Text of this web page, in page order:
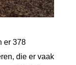
er 378
die er vaak